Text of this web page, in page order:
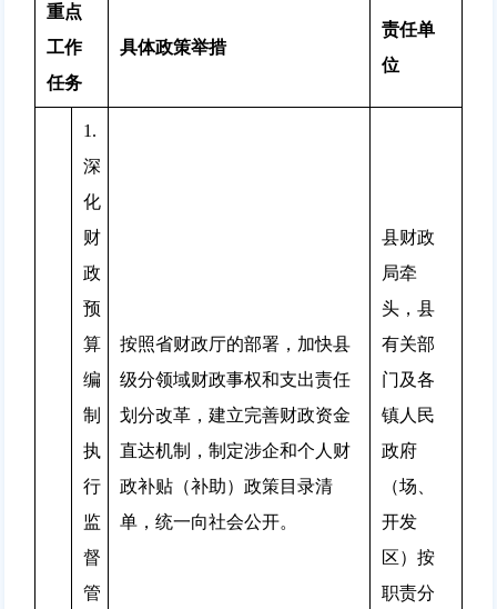
重点
工作
任务
具体政策举措
责任单
位
1.
深
化
财
政
预
算
编
制
执
行
监
督
管
按照省财政厅的部署，加快县
级分领域财政事权和支出责任
划分改革，建立完善财政资金
直达机制，制定涉企和个人财
政补贴（补助）政策目录清
单，统一向社会公开。
县财政
局牵
头，县
有关部
门及各
镇人民
政府
（场、
开发
区）按
职责分